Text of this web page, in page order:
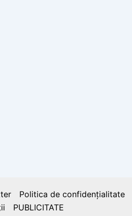
Politica de confidențialitate
PUBLICITATE